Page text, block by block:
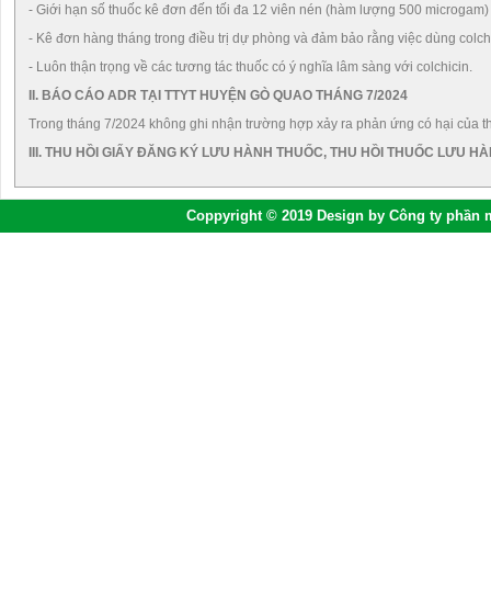
- Giới hạn số thuốc kê đơn đến tối đa 12 viên nén (hàm lượng 500
- Kê đơn hàng tháng trong điều trị dự phòng và đảm bảo rằng việc dùng
- Luôn thận trọng về các tương tác thuốc có ý nghĩa lâm sàng với colchicin.
II. BÁO CÁO ADR TẠI TTYT HUYỆN GÒ QUAO THÁNG 7/2024
Trong tháng 7/2024 không ghi nhận trường hợp xảy ra phản ứng có hại của
III. THU HỒI GIẤY ĐĂNG KÝ LƯU HÀNH THUỐC, THU HỒI THUỐC LƯU
Coppyright © 2019 Design by Công ty phần